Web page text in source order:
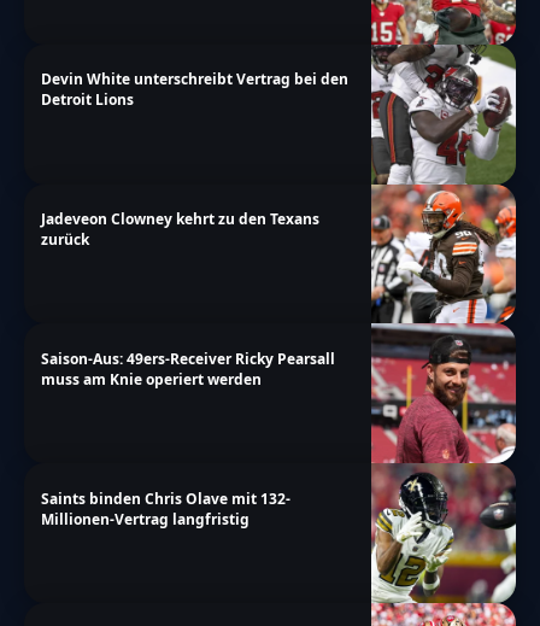
Devin White unterschreibt Vertrag bei den
Detroit Lions
Jadeveon Clowney kehrt zu den Texans
zurück
Saison-Aus: 49ers-Receiver Ricky Pearsall
muss am Knie operiert werden
Saints binden Chris Olave mit 132-
Millionen-Vertrag langfristig